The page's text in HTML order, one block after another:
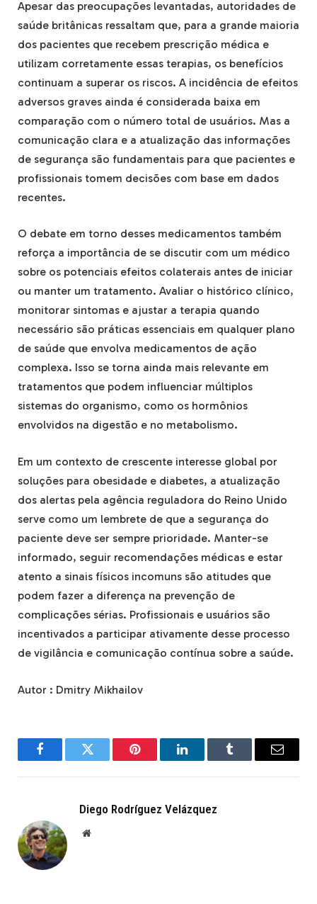
Apesar das preocupações levantadas, autoridades de
saúde britânicas ressaltam que, para a grande maioria
dos pacientes que recebem prescrição médica e
utilizam corretamente essas terapias, os benefícios
continuam a superar os riscos. A incidência de efeitos
adversos graves ainda é considerada baixa em
comparação com o número total de usuários. Mas a
comunicação clara e a atualização das informações
de segurança são fundamentais para que pacientes e
profissionais tomem decisões com base em dados
recentes.
O debate em torno desses medicamentos também
reforça a importância de se discutir com um médico
sobre os potenciais efeitos colaterais antes de iniciar
ou manter um tratamento. Avaliar o histórico clínico,
monitorar sintomas e ajustar a terapia quando
necessário são práticas essenciais em qualquer plano
de saúde que envolva medicamentos de ação
complexa. Isso se torna ainda mais relevante em
tratamentos que podem influenciar múltiplos
sistemas do organismo, como os hormônios
envolvidos na digestão e no metabolismo.
Em um contexto de crescente interesse global por
soluções para obesidade e diabetes, a atualização
dos alertas pela agência reguladora do Reino Unido
serve como um lembrete de que a segurança do
paciente deve ser sempre prioridade. Manter-se
informado, seguir recomendações médicas e estar
atento a sinais físicos incomuns são atitudes que
podem fazer a diferença na prevenção de
complicações sérias. Profissionais e usuários são
incentivados a participar ativamente desse processo
de vigilância e comunicação contínua sobre a saúde.
Autor : Dmitry Mikhailov
FacebookTwitter Pinterest LinkedInTumblr Email
Diego Rodríguez Velázquez
Website